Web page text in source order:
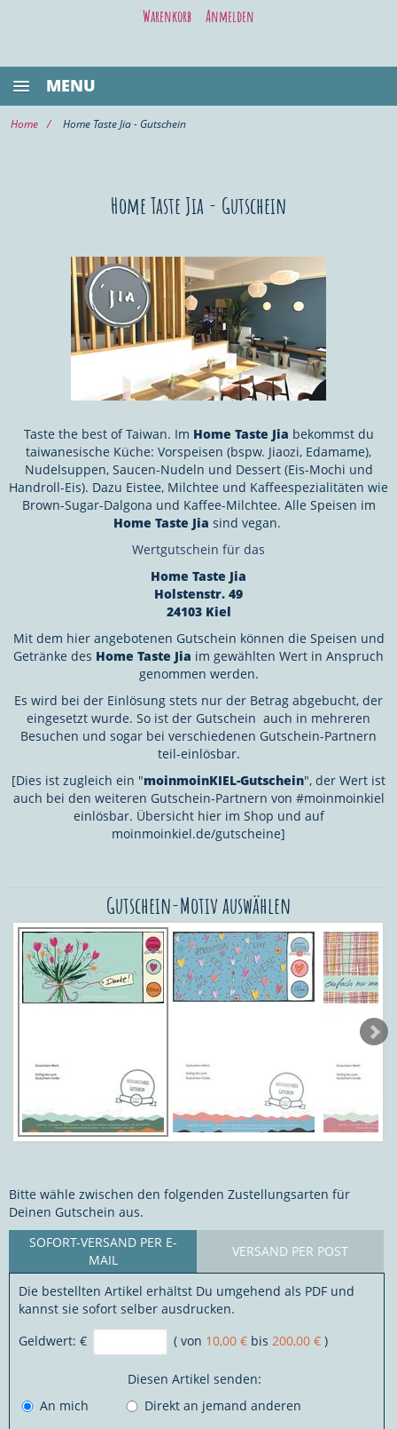
Warenkorb Anmelden
MENU
BESTSELLER
SHOPPING
VOR ORT KAUFEN
Home Home Taste Jia - Gutschein
Home Taste Jia - Gutschein
Taste the best of Taiwan. Im Home Taste Jia bekommst du
taiwanesische Küche: Vorspeisen (bspw. Jiaozi, Edamame),
Nudelsuppen, Saucen-Nudeln und Dessert (Eis-Mochi und
Handroll-Eis). Dazu Eistee, Milchtee und Kaffeespezialitäten wie
Brown-Sugar-Dalgona und Kaffee-Milchtee. Alle Speisen im
Home Taste Jia sind vegan.
Wertgutschein für das
Home Taste Jia
Holstenstr. 49
24103 Kiel
Mit dem hier angebotenen Gutschein können die Speisen und
Getränke des Home Taste Jia im gewählten Wert in Anspruch
genommen werden.
Es wird bei der Einlösung stets nur der Betrag abgebucht, der
eingesetzt wurde. So ist der Gutschein auch in mehreren
Besuchen und sogar bei verschiedenen Gutschein-Partnern
teil-einlösbar.
[Dies ist zugleich ein "moinmoinKIEL-Gutschein", der Wert ist
auch bei den weiteren Gutschein-Partnern von #moinmoinkiel
einlösbar. Übersicht hier im Shop und auf
moinmoinkiel.de/gutscheine]
Gutschein-Motiv auswählen
Bitte wähle zwischen den folgenden Zustellungsarten für
Deinen Gutschein aus.
SOFORT-VERSAND PER E-
MAIL
VERSAND PER POST
Die bestellten Artikel erhältst Du umgehend als PDF und
kannst sie sofort selber ausdrucken.
Geldwert: € ( von 10,00 € bis 200,00 € )
Diesen Artikel senden:
An mich
Direkt an jemand anderen